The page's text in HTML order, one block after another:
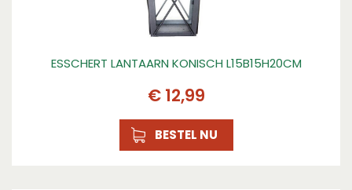
ESSCHERT LANTAARN KONISCH L15B15H20CM
€ 12,99
BESTEL NU